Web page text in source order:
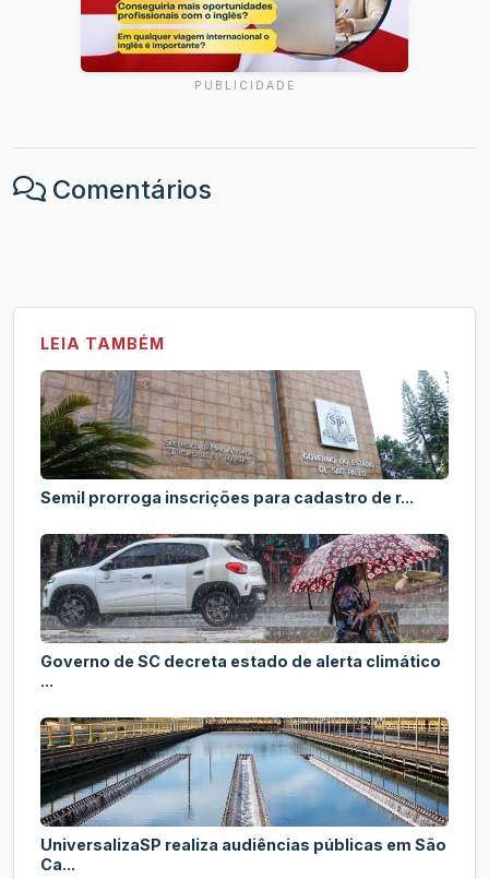
PUBLICIDADE
Comentários
LEIA TAMBÉM
Semil prorroga inscrições para cadastro de r...
Governo de SC decreta estado de alerta climático
...
UniversalizaSP realiza audiências públicas em São
Ca...